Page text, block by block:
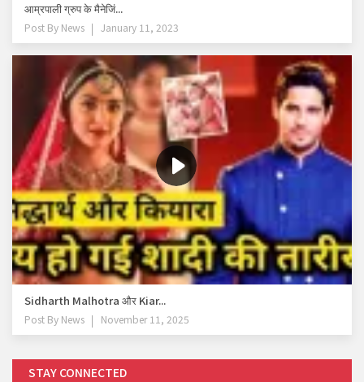
आम्रपाली ग्रुप के मैनेजिं...
Post By News January 11, 2023
Sidharth Malhotra और Kiar...
Post By News November 11, 2025
STAY CONNECTED